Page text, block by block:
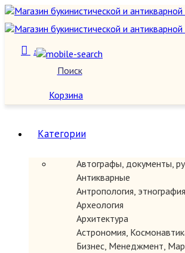
Поиск
1
Корзина
Категории
Автографы, документы,
Антикварные
Антропология,
Археология
Архитектура
Астрономия,
Бизнес, Менеджмент,